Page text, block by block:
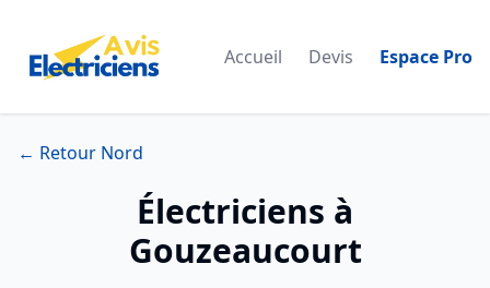
Accueil Devis Espace Pro
← Retour Nord
Électriciens à
Gouzeaucourt